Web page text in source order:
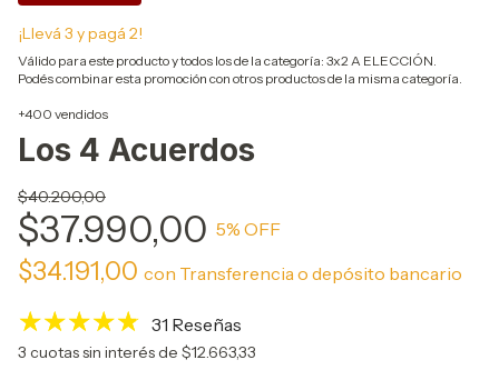
¡Llevá 3 y pagá 2!
Válido para este producto y todos los de la categoría: 3x2 A ELECCIÓN.
Podés combinar esta promoción con otros productos de la misma categoría.
+400 vendidos
Los 4 Acuerdos
$40.200,00
$37.990,00 5% OFF
$34.191,00 con Transferencia o depósito bancario
31 Reseñas
3 cuotas sin interés de $12.663,33